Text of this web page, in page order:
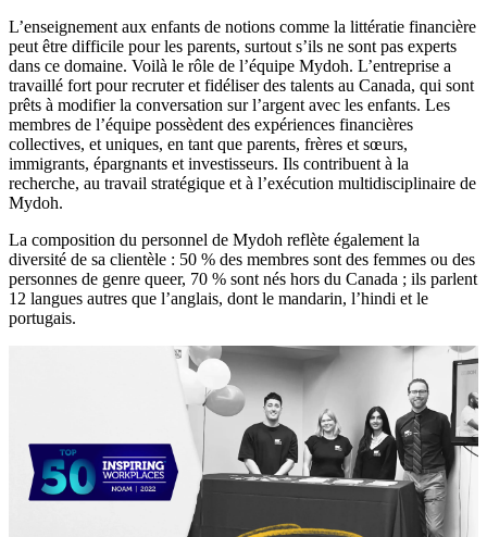
L’enseignement aux enfants de notions comme la littératie financière
peut être difficile pour les parents, surtout s’ils ne sont pas experts
dans ce domaine. Voilà le rôle de l’équipe Mydoh. L’entreprise a
travaillé fort pour recruter et fidéliser des talents au Canada, qui sont
prêts à modifier la conversation sur l’argent avec les enfants. Les
membres de l’équipe possèdent des expériences financières
collectives, et uniques, en tant que parents, frères et sœurs,
immigrants, épargnants et investisseurs. Ils contribuent à la
recherche, au travail stratégique et à l’exécution multidisciplinaire de
Mydoh.
La composition du personnel de Mydoh reflète également la
diversité de sa clientèle : 50 % des membres sont des femmes ou des
personnes de genre queer, 70 % sont nés hors du Canada ; ils parlent
12 langues autres que l’anglais, dont le mandarin, l’hindi et le
portugais.